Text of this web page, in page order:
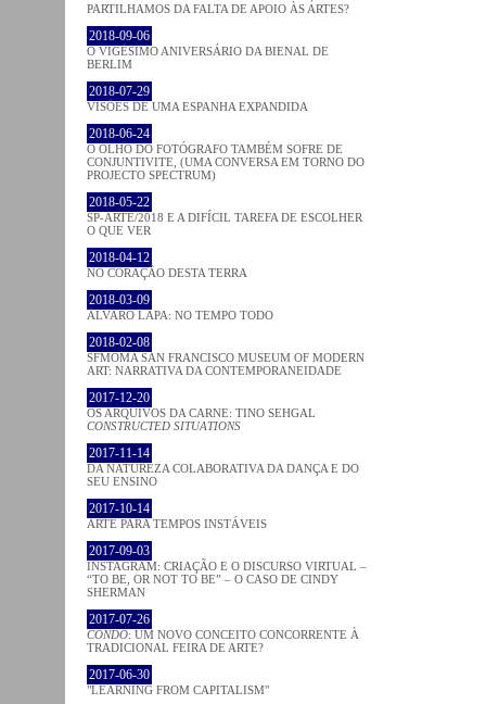
PARTILHAMOS DA FALTA DE APOIO ÀS ARTES?
2018-09-06
O VIGÉSIMO ANIVERSÁRIO DA BIENAL DE
BERLIM
2018-07-29
VISÕES DE UMA ESPANHA EXPANDIDA
2018-06-24
O OLHO DO FOTÓGRAFO TAMBÉM SOFRE DE
CONJUNTIVITE, (UMA CONVERSA EM TORNO DO
PROJECTO SPECTRUM)
2018-05-22
SP-ARTE/2018 E A DIFÍCIL TAREFA DE ESCOLHER
O QUE VER
2018-04-12
NO CORAÇÂO DESTA TERRA
2018-03-09
ÁLVARO LAPA: NO TEMPO TODO
2018-02-08
SFMOMA SAN FRANCISCO MUSEUM OF MODERN
ART: NARRATIVA DA CONTEMPORANEIDADE
2017-12-20
OS ARQUIVOS DA CARNE: TINO SEHGAL
CONSTRUCTED SITUATIONS
2017-11-14
DA NATUREZA COLABORATIVA DA DANÇA E DO
SEU ENSINO
2017-10-14
ARTE PARA TEMPOS INSTÁVEIS
2017-09-03
INSTAGRAM: CRIAÇÃO E O DISCURSO VIRTUAL –
“TO BE, OR NOT TO BE” – O CASO DE CINDY
SHERMAN
2017-07-26
CONDO: UM NOVO CONCEITO CONCORRENTE À
TRADICIONAL FEIRA DE ARTE?
2017-06-30
"LEARNING FROM CAPITALISM"